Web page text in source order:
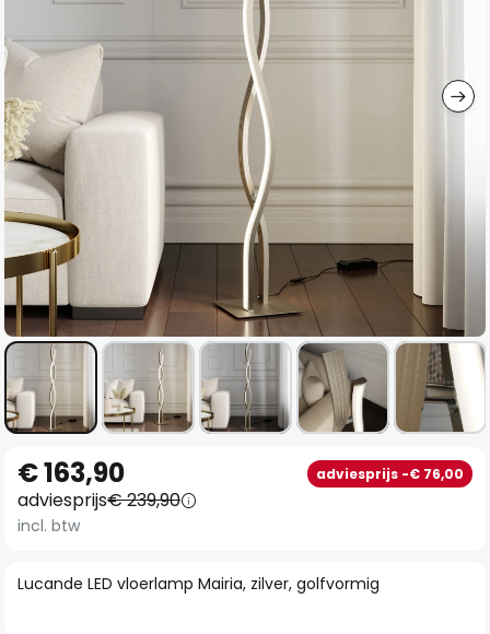
afbeeldingen-
gallerij
naar
het
begin
de
Lucande LED vloerlamp Mairia, zilver, golfvormig
€ 163,90 adviesprijs -€ 76,00
adviesprijs€ 239,90
incl. btw